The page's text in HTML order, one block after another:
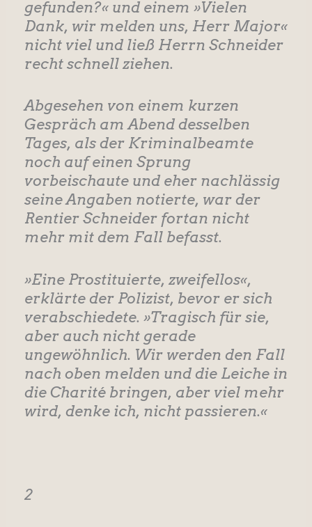
gefunden?« und einem »Vielen
Dank, wir melden uns, Herr Major«
nicht viel und ließ Herrn Schneider
recht schnell ziehen.
Abgesehen von einem kurzen
Gespräch am Abend desselben
Tages, als der Kriminalbeamte
noch auf einen Sprung
vorbeischaute und eher nachlässig
seine Angaben notierte, war der
Rentier Schneider fortan nicht
mehr mit dem Fall befasst.
»Eine Prostituierte, zweifellos«,
erklärte der Polizist, bevor er sich
verabschiedete. »Tragisch für sie,
aber auch nicht gerade
ungewöhnlich. Wir werden den Fall
nach oben melden und die Leiche in
die Charité bringen, aber viel mehr
wird, denke ich, nicht passieren.«
2